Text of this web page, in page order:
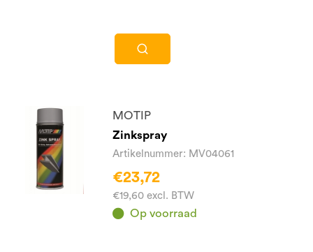
MOTIP
Zinkspray
Artikelnummer: MV04061
€23,72
€19,60 excl. BTW
Op voorraad